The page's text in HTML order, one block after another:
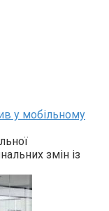
у мобільному
змін із